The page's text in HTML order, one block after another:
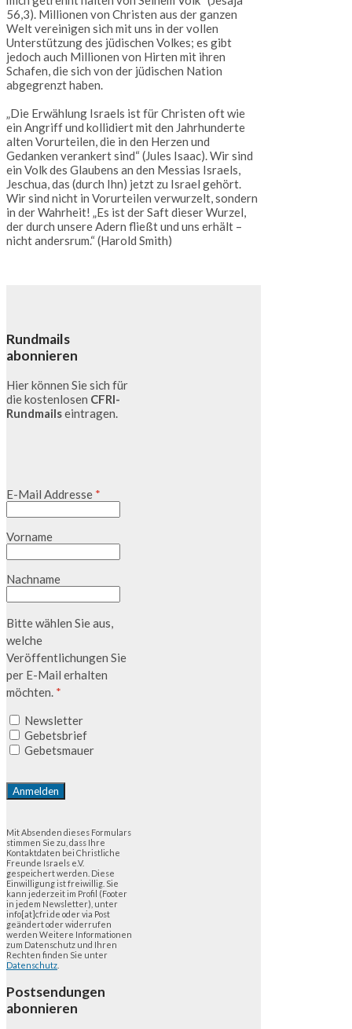
56,3). Millionen von Christen aus der ganzen
Welt vereinigen sich mit uns in der vollen
Unterstützung des jüdischen Volkes; es gibt
jedoch auch Millionen von Hirten mit ihren
Schafen, die sich von der jüdischen Nation
abgegrenzt haben.
„Die Erwählung Israels ist für Christen oft wie
ein Angriff und kollidiert mit den Jahrhunderte
alten Vorurteilen, die in den Herzen und
Gedanken verankert sind“ (Jules Isaac). Wir sind
ein Volk des Glaubens an den Messias Israels,
Jeschua, das (durch Ihn) jetzt zu Israel gehört.
Wir sind nicht in Vorurteilen verwurzelt, sondern
in der Wahrheit! „Es ist der Saft dieser Wurzel,
der durch unsere Adern fließt und uns erhält –
nicht andersrum.“ (Harold Smith)
Rundmails
abonnieren
Hier können Sie sich für
die kostenlosen CFRI-
Rundmailseintragen.
E-Mail Addresse *
Vorname
Nachname
Bitte wählen Sie aus,
welche
Veröffentlichungen Sie
per E-Mail erhalten
möchten. *
Newsletter
Gebetsbrief
Gebetsmauer
Mit Absenden dieses Formulars
stimmen Sie zu, dass Ihre
Kontaktdaten bei Christliche
Freunde Israels e.V.
gespeichert werden. Diese
Einwilligung ist freiwillig. Sie
kann jederzeit im Profil (Footer
in jedem Newsletter), unter
info[at]cfri.de oder via Post
geändert oder widerrufen
werden Weitere Informationen
zum Datenschutz und Ihren
Rechten finden Sie unter
Datenschutz
Postsendungen
abonnieren